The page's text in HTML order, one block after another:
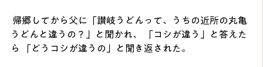
うどんと違うの？」と聞かれ、 「コシが違う」と答えた
ら 「どうコシが違うの」と聞き返された。